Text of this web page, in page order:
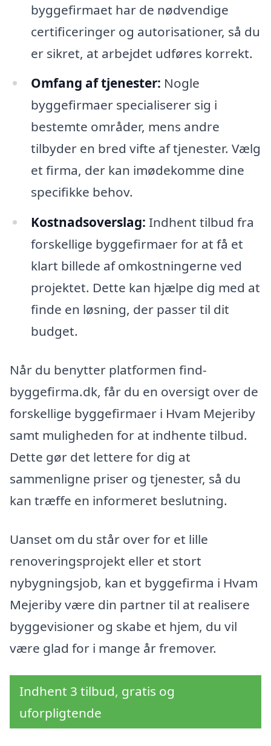
byggefirmaet har de nødvendige
certificeringer og autorisationer, så du
er sikret, at arbejdet udføres korrekt.
Omfang af tjenester: Nogle
byggefirmaer specialiserer sig i
bestemte områder, mens andre
tilbyder en bred vifte af tjenester. Vælg
et firma, der kan imødekomme dine
specifikke behov.
Kostnadsoverslag: Indhent tilbud fra
forskellige byggefirmaer for at få et
klart billede af omkostningerne ved
projektet. Dette kan hjælpe dig med at
finde en løsning, der passer til dit
budget.
Når du benytter platformen find-
byggefirma.dk, får du en oversigt over de
forskellige byggefirmaer i Hvam Mejeriby
samt muligheden for at indhente tilbud.
Dette gør det lettere for dig at
sammenligne priser og tjenester, så du
kan træffe en informeret beslutning.
Uanset om du står over for et lille
renoveringsprojekt eller et stort
nybygningsjob, kan et byggefirma i Hvam
Mejeriby være din partner til at realisere
byggevisioner og skabe et hjem, du vil
være glad for i mange år fremover.
Indhent 3 tilbud, gratis og
uforpligtende